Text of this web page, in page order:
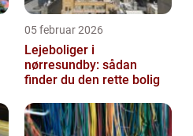
05 februar 2026
Lejeboliger i
nørresundby: sådan
finder du den rette bolig